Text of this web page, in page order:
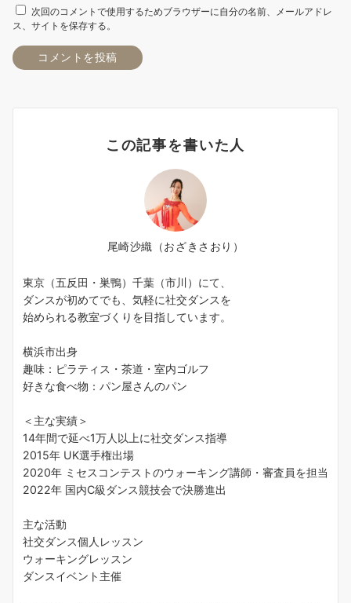
次回のコメントで使用するためブラウザーに自分の名前、メールアドレ
ス、サイトを保存する。
この記事を書いた人
尾崎沙織（おざきさおり）
東京（五反田・巣鴨）千葉（市川）にて、
ダンスが初めてでも、気軽に社交ダンスを
始められる教室づくりを目指しています。
横浜市出身
趣味：ピラティス・茶道・室内ゴルフ
好きな食べ物：パン屋さんのパン
＜主な実績＞
14年間で延べ1万人以上に社交ダンス指導
2015年 UK選手権出場
2020年 ミセスコンテストのウォーキング講師・審査員を担当
2022年 国内C級ダンス競技会で決勝進出
主な活動
社交ダンス個人レッスン
ウォーキングレッスン
ダンスイベント主催